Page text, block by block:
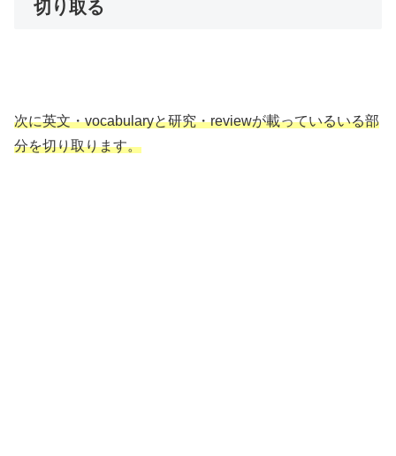
切り取る
次に英文・vocabularyと研究・reviewが載っているいる部
分を切り取ります。